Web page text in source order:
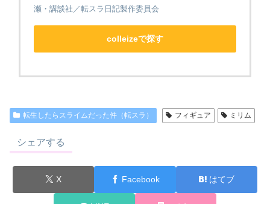
瀬・講談社／転スラ日記製作委員会
colleizeで探す
転生したらスライムだった件（転スラ） フィギュア ミリム
シェアする
X Facebook はてブ